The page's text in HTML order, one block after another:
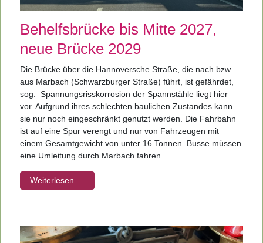
Behelfsbrücke bis Mitte 2027,
neue Brücke 2029
Die Brücke über die Hannoversche Straße, die nach bzw.
aus Marbach (Schwarzburger Straße) führt, ist gefährdet,
sog.
Spannungsrisskorrosion der Spannstähle liegt hier
vor. Aufgrund ihres schlechten baulichen Zustandes kann
sie nur noch eingeschränkt genutzt werden. Die Fahrbahn
ist auf eine Spur verengt und nur von Fahrzeugen mit
einem Gesamtgewicht von unter 16 Tonnen. Busse müssen
eine Umleitung durch Marbach fahren.
Weiterlesen …